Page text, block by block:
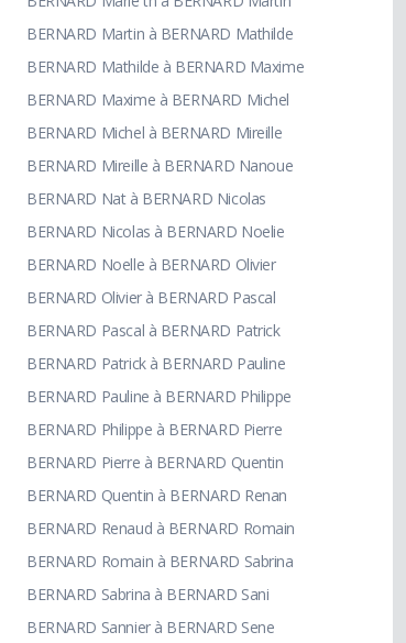
BERNARD Martin à BERNARD Mathilde
BERNARD Mathilde à BERNARD Maxime
BERNARD Maxime à BERNARD Michel
BERNARD Michel à BERNARD Mireille
BERNARD Mireille à BERNARD Nanoue
BERNARD Nat à BERNARD Nicolas
BERNARD Nicolas à BERNARD Noelie
BERNARD Noelle à BERNARD Olivier
BERNARD Olivier à BERNARD Pascal
BERNARD Pascal à BERNARD Patrick
BERNARD Patrick à BERNARD Pauline
BERNARD Pauline à BERNARD Philippe
BERNARD Philippe à BERNARD Pierre
BERNARD Pierre à BERNARD Quentin
BERNARD Quentin à BERNARD Renan
BERNARD Renaud à BERNARD Romain
BERNARD Romain à BERNARD Sabrina
BERNARD Sabrina à BERNARD Sani
BERNARD Sannier à BERNARD Sene